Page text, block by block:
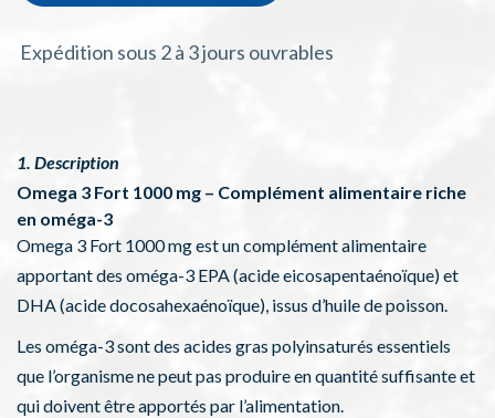
Expédition sous 2 à 3 jours ouvrables
1. Description
Omega 3 Fort 1000 mg – Complément alimentaire riche
en oméga-3
Omega 3 Fort 1000 mg est un complément alimentaire
apportant des oméga-3 EPA (acide eicosapentaénoïque) et
DHA (acide docosahexaénoïque), issus d’huile de poisson.
Les oméga-3 sont des acides gras polyinsaturés essentiels
que l’organisme ne peut pas produire en quantité suffisante et
qui doivent être apportés par l’alimentation.